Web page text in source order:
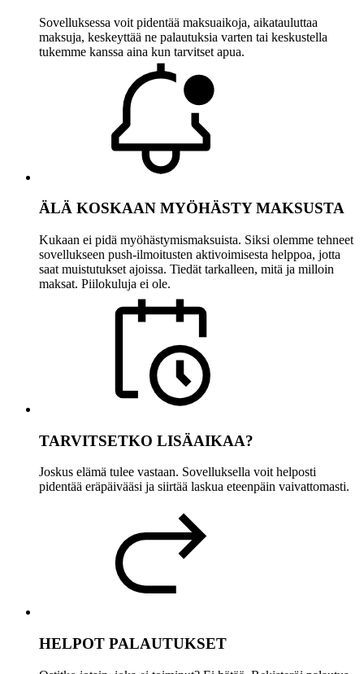
Sovelluksessa voit pidentää maksuaikoja, aikatauluttaa
maksuja, keskeyttää ne palautuksia varten tai keskustella
tukemme kanssa aina kun tarvitset apua.
ÄLÄ KOSKAAN MYÖHÄSTY MAKSUSTA
Kukaan ei pidä myöhästymismaksuista. Siksi olemme tehneet
sovellukseen push-ilmoitusten aktivoimisesta helppoa, jotta
saat muistutukset ajoissa. Tiedät tarkalleen, mitä ja milloin
maksat. Piilokuluja ei ole.
TARVITSETKO LISÄAIKAA?
Joskus elämä tulee vastaan. Sovelluksella voit helposti
pidentää eräpäivääsi ja siirtää laskua eteenpäin vaivattomasti.
HELPOT PALAUTUKSET